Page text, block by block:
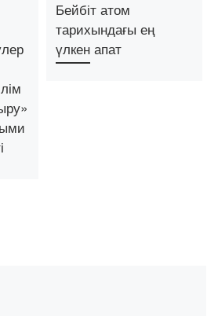
Бейбіт атом
тарихындағы ең
үлкен апат